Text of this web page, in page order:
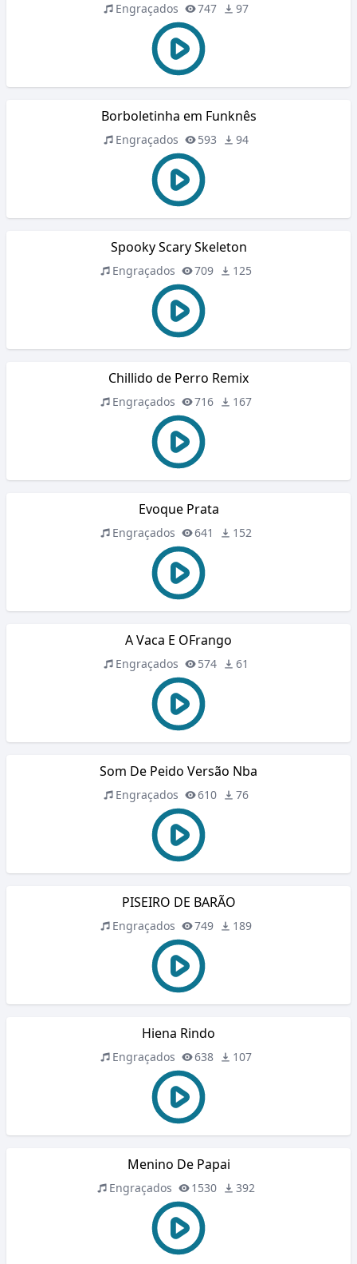
Engraçados 747 97
Borboletinha em Funknês
Engraçados 593 94
Spooky Scary Skeleton
Engraçados 709 125
Chillido de Perro Remix
Engraçados 716 167
Evoque Prata
Engraçados 641 152
A Vaca E OFrango
Engraçados 574 61
Som De Peido Versão Nba
Engraçados 610 76
PISEIRO DE BARÃO
Engraçados 749 189
Hiena Rindo
Engraçados 638 107
Menino De Papai
Engraçados 1530 392